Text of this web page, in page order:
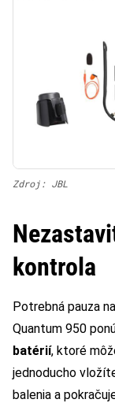
Zdroj: JBL
kontrola
Potrebná pauza
Quantum 950
batérií, ktoré
jednoducho
balenia a